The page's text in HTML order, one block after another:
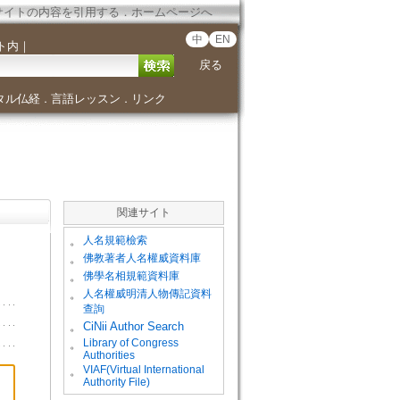
イトの内容を引用する．ホームページへ
内 ｜ 中 EN
戻る
ル仏経． 言語レッスン ． リンク
関連サイト
。 人名規範檢索
。 佛教著者人名權威資料庫
。 佛學名相規範資料庫
。
人名權威明清人物傳記資料
查詢
。
CiNii Author Search
。
Library of Congress
Authorities
。
VIAF(Virtual International
Authority File)